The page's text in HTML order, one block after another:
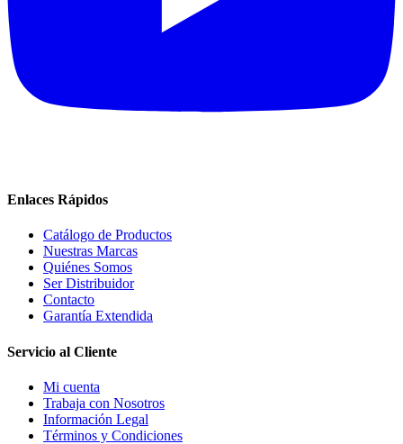
Enlaces Rápidos
Catálogo de Productos
Nuestras Marcas
Quiénes Somos
Ser Distribuidor
Contacto
Garantía Extendida
Servicio al Cliente
Mi cuenta
Trabaja con Nosotros
Información Legal
Términos y Condiciones